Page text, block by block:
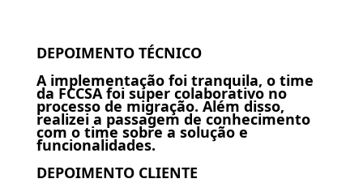
DEPOIMENTO TÉCNICO
A implementação foi tranquila, o time
da FCCSA foi super colaborativo no
processo de migração. Além disso,
realizei a passagem de conhecimento
com o time sobre a solução e
funcionalidades.
DEPOIMENTO CLIENTE